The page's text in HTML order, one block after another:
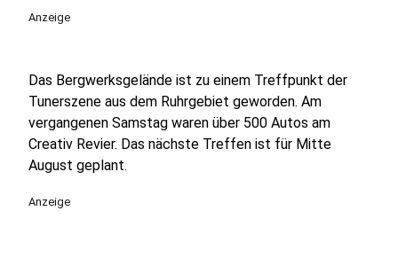
Anzeige
Das Bergwerksgelände ist zu einem Treffpunkt der
Tunerszene aus dem Ruhrgebiet geworden. Am
vergangenen Samstag waren über 500 Autos am
Creativ Revier. Das nächste Treffen ist für Mitte
August geplant.
Anzeige